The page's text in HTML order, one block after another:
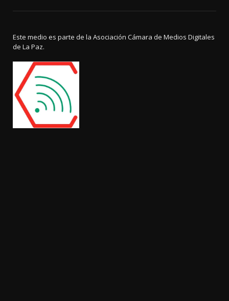
Este medio es parte de la Asociación Cámara de Medios Digitales
de La Paz.